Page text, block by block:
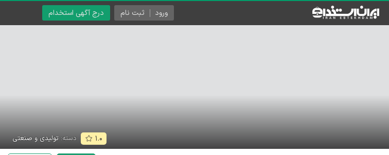
درج آگهی استخدام ورود ثبت نام
۱.۰ دسته: تولیدی و صنعتی